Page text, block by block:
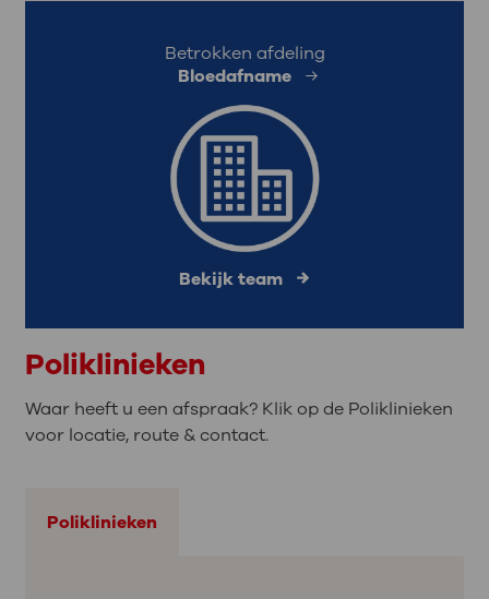
Betrokken afdeling
Bloedafname
Bekijk team
Poliklinieken
Waar heeft u een afspraak? Klik op de Poliklinieken
voor locatie, route & contact.
Poliklinieken